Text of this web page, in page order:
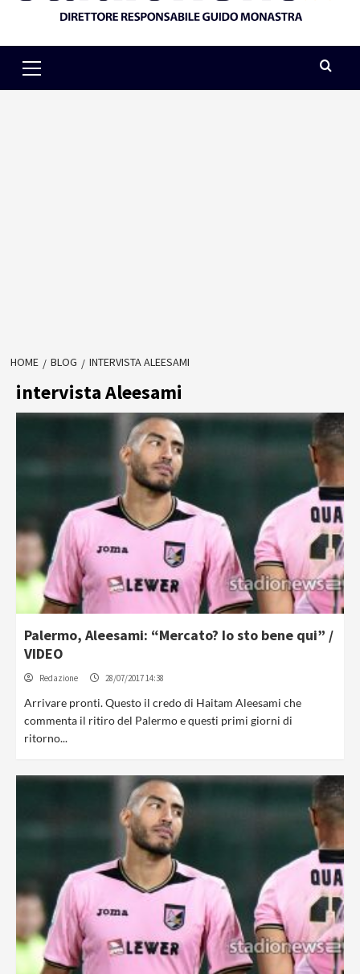
Menu
HOME BLOG INTERVISTA ALEESAMI
intervista Aleesami
Palermo, Aleesami: “Mercato? Io sto bene qui” /
VIDEO
Redazione 28/07/2017 14:38
Arrivare pronti. Questo il credo di Haitam Aleesami che
commenta il ritiro del Palermo e questi primi giorni di
ritorno...